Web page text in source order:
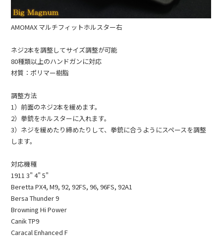
AMOMAX マルチフィットホルスター右
ネジ2本を調整してサイズ調整が可能
80種類以上のハンドガンに対応
材質：ポリマー樹脂
調整方法
1）前面のネジ2本を緩めます。
2）拳銃をホルスターに入れます。
3）ネジを緩めたり締めたりして、拳銃に合うようにスペースを調整
します。
対応機種
1911 3" 4" 5"
Beretta PX4, M9, 92, 92FS, 96, 96FS, 92A1
Bersa Thunder 9
Browning Hi Power
Canik TP9
Caracal Enhanced F